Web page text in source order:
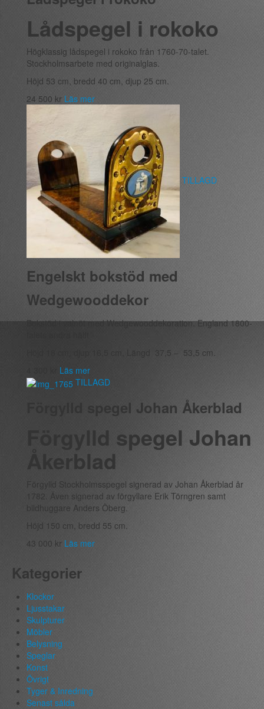
Lådspegel i rokoko
Högklassig lådspegel i rokoko från 1760-70-talet.
Stockholmsarbete med originalglas.
Höjd 53 cm, bredd 40 cm, djup 25 cm.
24 500 kr Läs mer
TILLAGD
Engelskt bokstöd med
Wedgewooddekor
Bokstöd i valnöt med Wedgewooddekoration. England 1800-
Höjd 18 cm, djup 16,5 cm, Längd 37,5 – 53,5 cm.
Läs mer
TILLAGD
Förgylld spegel Johan Åkerblad
Förgylld spegel Johan
Åkerblad
Förgylld Stockholmsspegel signerad av Johan Åkerblad år
1782. Även signerad av förgyllare Erik Törngren samt
bildhuggare Anders Öberg.
Höjd 150 cm, bredd 55 cm.
43 000 kr Läs mer
Kategorier
Klockor
Ljusstakar
Skulpturer
Möbler
Belysning
Speglar
Konst
Övrigt
Tyger & Inredning
Senast sålda